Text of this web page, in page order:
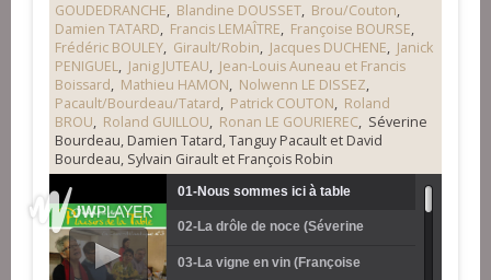
GOUDEDRANCHE, Blandine DOUSSET, Brou/Couton,
Damien TATARD, Francis LEMAÎTRE, Françoise BOURSE,
Frédéric BOULEY, Girault/Robin, Jacques DUCHENE, Janick
PENIGUEL, Janig JUTEAU, Jean-Louis Auneau et Francis
Boissard, Mathieu HAMON, Nolwenn LE DISSEZ,
Pacault/Bourdeau/Tatard, Patrick COUTON, Roland
BROU, Roland GUILLOU, Ronan LE GOURIEREC, Séverine
Bourdeau, Damien Tatard, Tanguy Pacault et David
Bourdeau, Sylvain Girault et François Robin
01-Nous sommes ici à table
(Anthony Letertre et Benjamin
Goudedranche)
02-La drôle de noce (Séverine
Bourdeau, Damien Tatard, Tanguy
03-La vigne en vin (Françoise